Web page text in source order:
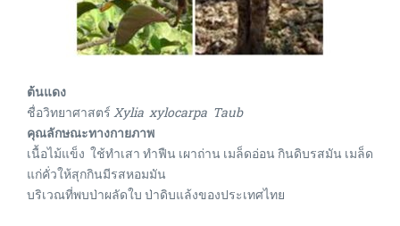
ต้นแดง
ชื่อวิทยาศาสตร์ Xylia xylocarpa Taub
คุณลักษณะทางกายภาพ
เนื้อไม้แข็ง ใช้ทำเสา ทำฟืน เผาถ่าน เมล็ดอ่อน กินดิบรสมัน เมล็ด
แก่คั่วให้สุกกินมีรสหอมมัน
บริเวณที่พบป่าผลัดใบ ป่าดิบแล้งของประเทศไทย